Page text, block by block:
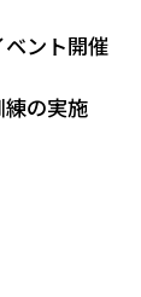
ント開催
の実施